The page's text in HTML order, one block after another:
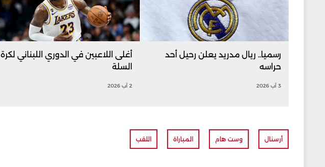
رسميا.. ريال مدريد يعلن رحيل أحد
حراسه
3 آب 2026
أغلى اللاعبين في الدوري اللبناني لكرة
السلة
2 آب 2026
أرسنال وست هام المباراة اللقب